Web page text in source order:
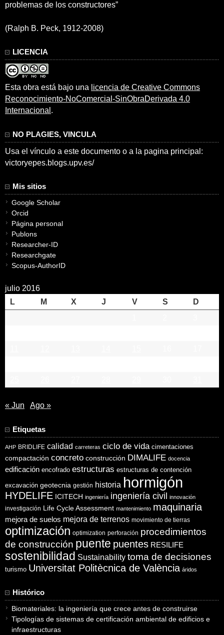
problemas de los constructores”
(Ralph B. Peck, 1912-2008)
LICENCIA
Esta obra está bajo una licencia de Creative Commons
Reconocimiento-NoComercial-SinObraDerivada 4.0
Internacional .
NO PLAGIES, VINCULA
Usa el vínculo a este documento o a la pagina principal:
victoryepes.blogs.upv.es/
Mis sitios
Google Scholar
Orcid
Página personal
Publons
Researcher-ID
Researchgate
Scopus-AuthorID
julio 2016
L
M X J V S
D
« Jun Ago »
Etiquetas
AHP BRIDLIFE calidad carreteras ciclo de vida cimentaciones
compactación concreto construcción DIMALIFE docencia
edificación encofrado estructuras estructuras de contención
excavación geotecnia gestión historia hormigón
HYDELIFE ICITECH ingeniería ingeniería civil innovación
investigación Life Cycle Assessment mantenimiento maquinaria
mejora de suelos mejora de terrenos movimiento de tierras
optimización optimization perforación procedimientos
de construcción puente puentes RESILIFE
sostenibilidad Sustainability toma de decisiones
turismo Universitat Politècnica de València áridos
Histórico
Biomateriales: la ingeniería que crece antes de construirse
Tipologías de sistemas de certificación ambiental de edificios e
infraestructuras